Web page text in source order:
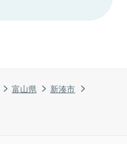
富山県
新湊市